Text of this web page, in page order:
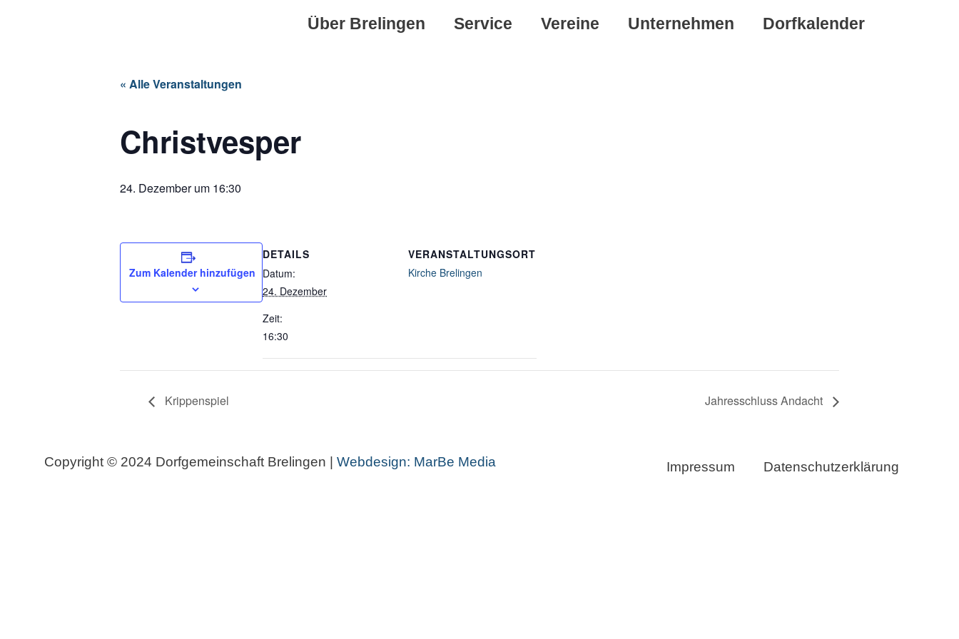
Über Brelingen Service Vereine Unternehmen Dorfkalender
« Alle Veranstaltungen
Christvesper
24. Dezember um 16:30
Zum Kalender hinzufügen
DETAILS
Datum:
24. Dezember
Zeit:
16:30
VERANSTALTUNGSORT
Kirche Brelingen
Krippenspiel Jahresschluss Andacht
Copyright © 2024 Dorfgemeinschaft Brelingen | Webdesign: MarBe Media Impressum Datenschutzerklärung